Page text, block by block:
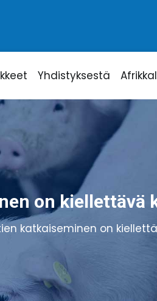
Yhdistyksestä
on kiellettävä
katkaiseminen on